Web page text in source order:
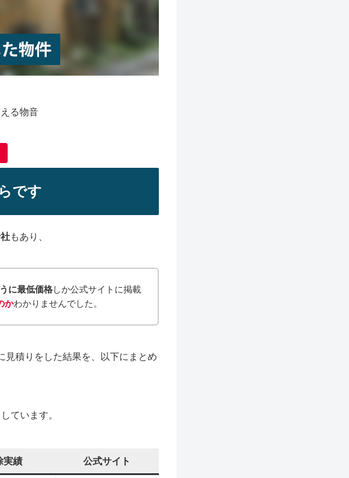
る物音
です
もあり、
に最低価格しか公式サイトに掲載
かわかりませんでした。
見積りをした結果を、以下にまとめ
ています。
実績 公式サイト